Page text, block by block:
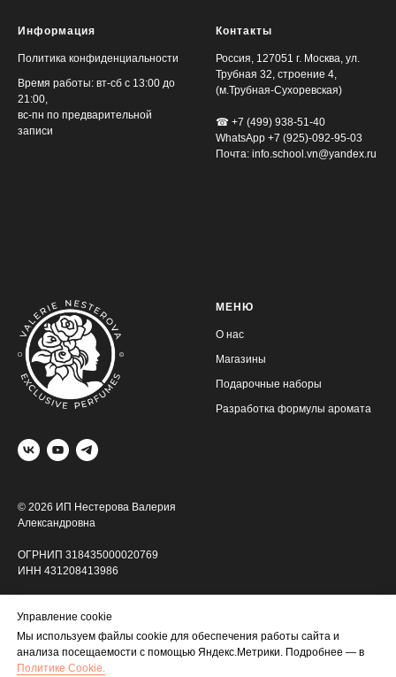
Информация
Политика конфиденциальности
Время работы: вт-сб с 13:00 до
21:00,
вс-пн по предварительной
записи
Контакты
Россия, 127051 г. Москва, ул.
Трубная 32, строение 4,
(м.Трубная-Сухоревская)
☎ +7 (499) 938-51-40
WhatsApp +7 (925)-092-95-03
Почта: info.school.vn@yandex.ru
© 2026 ИП Нестерова Валерия
Александровна
ОГРНИП 318435000020769
ИНН 431208413986
МЕНЮ
О нас
Магазины
Подарочные наборы
Разработка формулы аромата
Информация
Политика конфиденциальности
Согласие на обработку
☎ WhatsApp, Telegram, MAX
+7 925 092 9503
Управление cookie
Мы используем файлы cookie для обеспечения работы сайта и
анализа посещаемости с помощью Яндекс.Метрики. Подробнее — в
Политике Cookie.